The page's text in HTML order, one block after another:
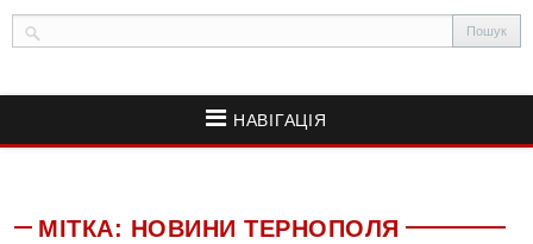
НАВІГАЦІЯ
МІТКА: НОВИНИ ТЕРНОПОЛЯ